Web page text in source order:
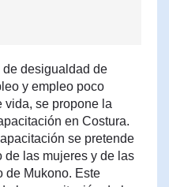
de desigualdad de
y empleo poco
se propone la
en Costura.
se pretende
de las mujeres y de las
de Mukono. Este